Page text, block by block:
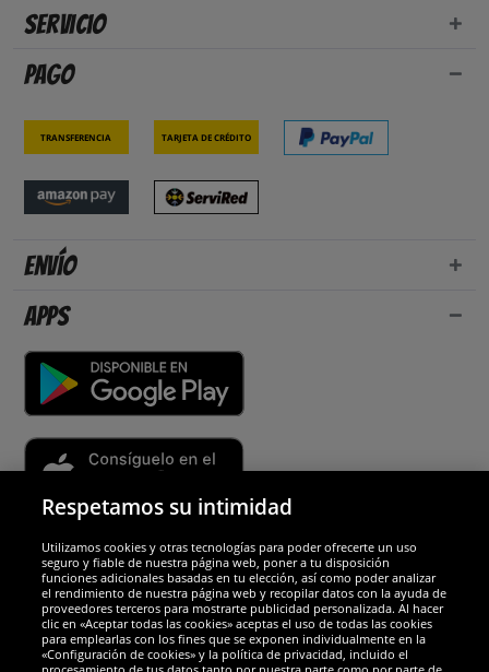
Servicio
Pago
Transferencia Tarjeta de crédito
Envío
Apps
Socios y seguridad
Galardones
Respetamos su intimidad
Utilizamos cookies y otras tecnologías para poder ofrecerte un uso
seguro y fiable de nuestra página web, poner a tu disposición
funciones adicionales basadas en tu elección, así como poder analizar
el rendimiento de nuestra página web y recopilar datos con la ayuda de
proveedores terceros para mostrarte publicidad personalizada. Al hacer
clic en «Aceptar todas las cookies» aceptas el uso de todas las cookies
para emplearlas con los fines que se exponen individualmente en la
«Configuración de cookies» y la política de privacidad, incluido el